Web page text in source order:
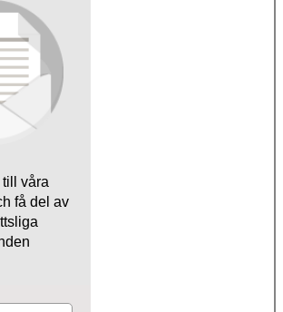
våra
få del av